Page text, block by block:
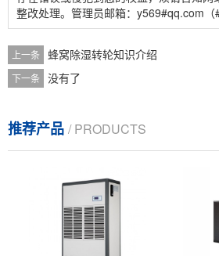
整改处理。管理员邮箱：y569#qq.com（#
上一条 蜂窝除湿转轮知识介绍
下一条 没有了
推荐产品 / PRODUCTS